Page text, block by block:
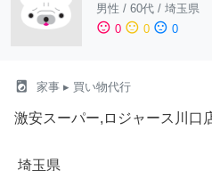
男性 / 60代 / 埼玉県
sentiment_satisfied 0 sentiment_neutral 0 sentiment_dissatisfied 0
local_laundry_service 家事 ▸ 買い物代行
激安スーパー,ロジャース川口
埼玉県